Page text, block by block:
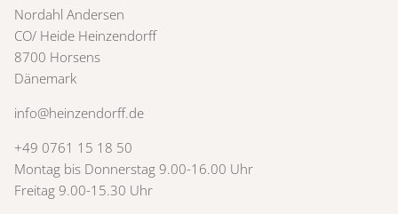
Nordahl Andersen
CO/ Heide Heinzendorff
8700 Horsens
Dänemark
info@heinzendorff.de
+49 0761 15 18 50
Montag bis Donnerstag 9.00-16.00 Uhr
Freitag 9.00-15.30 Uhr